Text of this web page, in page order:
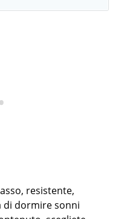
resistente,
di dormire sonni